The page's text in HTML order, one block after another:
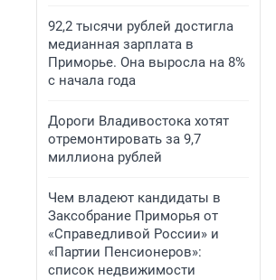
92,2 тысячи рублей достигла
медианная зарплата в
Приморье. Она выросла на 8%
с начала года
Дороги Владивостока хотят
отремонтировать за 9,7
миллиона рублей
Чем владеют кандидаты в
Заксобрание Приморья от
«Справедливой России» и
«Партии Пенсионеров»:
список недвижимости